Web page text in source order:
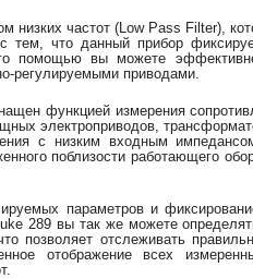
частот (Low Pass Filter),
что данный прибор
помощью вы можете
регулируемыми приводами.
функцией измерения
электроприводов,
с низким входным
поблизости работающего
параметров и
289 вы так же можете
позволяет отслеживать
отображение всех